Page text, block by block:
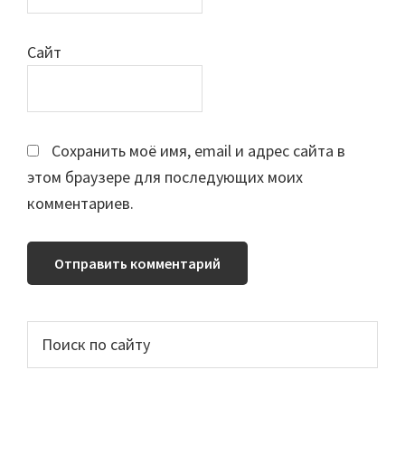
Сайт
Сохранить моё имя, email и адрес сайта в
этом браузере для последующих моих
комментариев.
Основной
сайдбар